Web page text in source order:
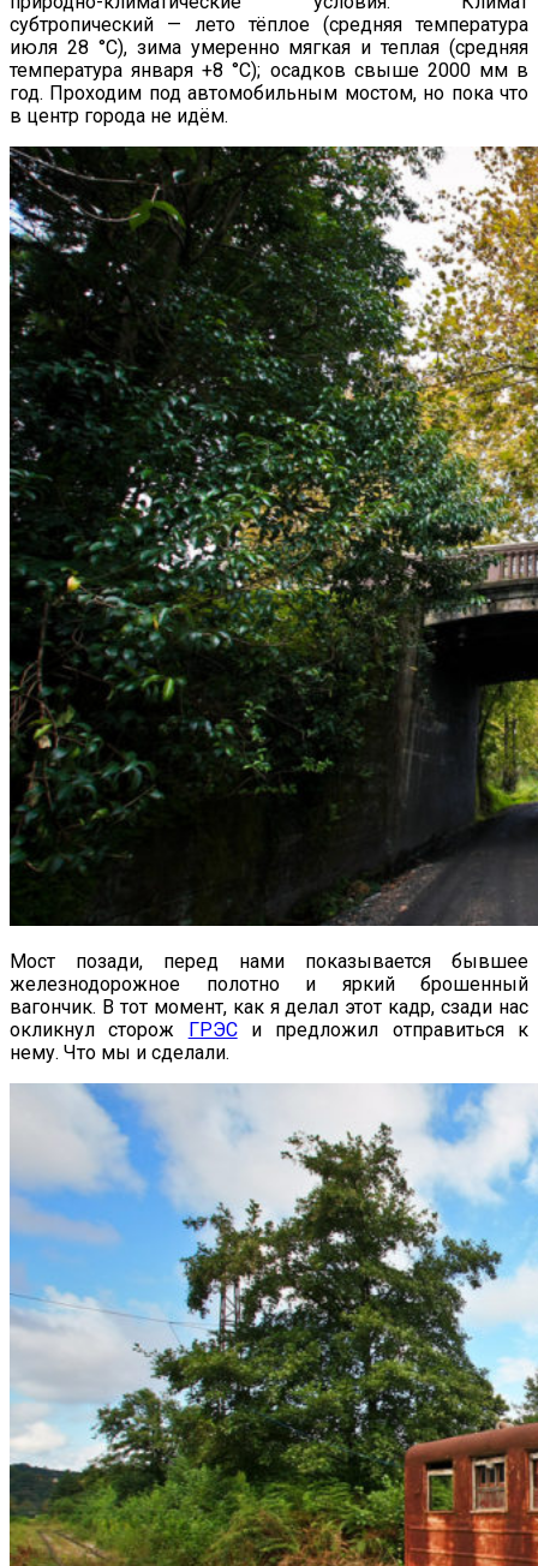
субтропический — лето тёплое (средняя температура
июля 28 °C), зима умеренно мягкая и теплая (средняя
температура января +8 °C); осадков свыше 2000 мм в
год. Проходим под автомобильным мостом, но пока что
в центр города не идём.
Мост позади, перед нами показывается бывшее
железнодорожное полотно и яркий брошенный
вагончик. В тот момент, как я делал этот кадр, сзади нас
окликнул сторож ГРЭСи предложил отправиться к
нему. Что мы и сделали.